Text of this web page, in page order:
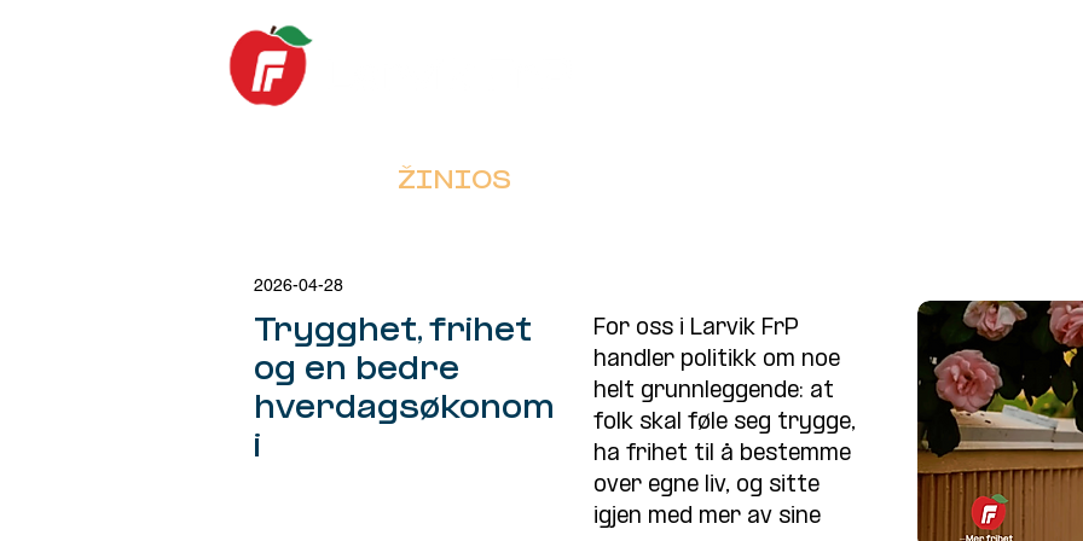
ŽINIOS
2026-04-28
Trygghet, frihet
og en bedre
hverdagsøkonom
i
For oss i Larvik FrP
handler politikk om noe
helt grunnleggende: at
folk skal føle seg trygge,
ha frihet til å bestemme
over egne liv, og sitte
igjen med mer av sine